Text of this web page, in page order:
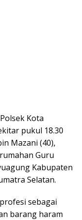
Kota
pukul 18.30
Mazani (40),
Guru
Kabupaten
Selatan.
sebagai
barang haram